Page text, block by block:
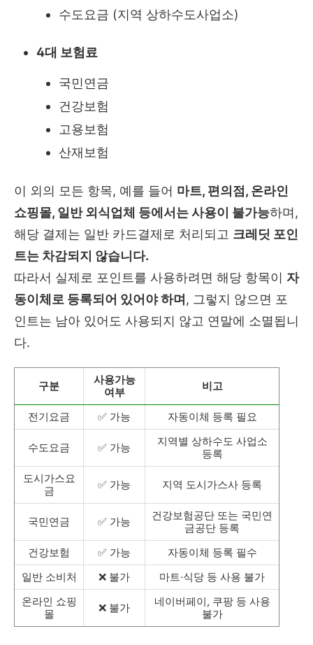
수도요금 (지역 상하수도사업소)
4대 보험료
국민연금
건강보험
고용보험
산재보험
이 외의 모든 항목, 예를 들어 마트, 편의점, 온라인
쇼핑몰, 일반 외식업체 등에서는 사용이 불가능하며,
해당 결제는 일반 카드결제로 처리되고 크레딧 포인
트는 차감되지 않습니다.
따라서 실제로 포인트를 사용하려면 해당 항목이 자
동이체로 등록되어 있어야 하며 , 그렇지 않으면 포
인트는 남아 있어도 사용되지 않고 연말에 소멸됩니
다.
구분
사용가능
여부
비고
전기요금 ✅ 가능 자동이체 등록 필요
수도요금 ✅ 가능
지역별 상하수도 사업소
등록
도시가스요
금
✅ 가능 지역 도시가스사 등록
국민연금 ✅ 가능
건강보험공단 또는 국민연
금공단 등록
건강보험
✅ 가능
자동이체 등록 필수
일반 소비처
❌ 불가
마트·식당 등 사용 불가
온라인 쇼핑
몰
❌ 불가
네이버페이, 쿠팡 등 사용
불가